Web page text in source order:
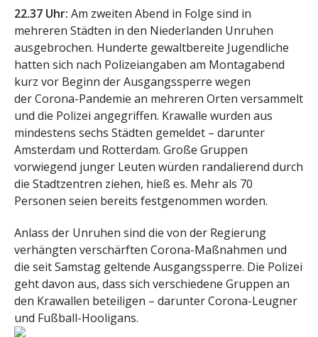
22.37 Uhr: Am zweiten Abend in Folge sind in
mehreren Städten in den Niederlanden Unruhen
ausgebrochen. Hunderte gewaltbereite Jugendliche
hatten sich nach Polizeiangaben am Montagabend
kurz vor Beginn der Ausgangssperre wegen
der Corona-Pandemie an mehreren Orten versammelt
und die Polizei angegriffen. Krawalle wurden aus
mindestens sechs Städten gemeldet – darunter
Amsterdam und Rotterdam. Große Gruppen
vorwiegend junger Leuten würden randalierend durch
die Stadtzentren ziehen, hieß es. Mehr als 70
Personen seien bereits festgenommen worden.
Anlass der Unruhen sind die von der Regierung
verhängten verschärften Corona-Maßnahmen und
die seit Samstag geltende Ausgangssperre. Die Polizei
geht davon aus, dass sich verschiedene Gruppen an
den Krawallen beteiligen – darunter Corona-Leugner
und Fußball-Hooligans.